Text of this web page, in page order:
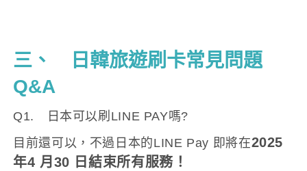
三、 日韓旅遊刷卡常見問題
Q&A
Q1. 日本可以刷LINE PAY嗎?
目前還可以，不過日本的LINE Pay 即將在2025
年4 月30 日結束所有服務！